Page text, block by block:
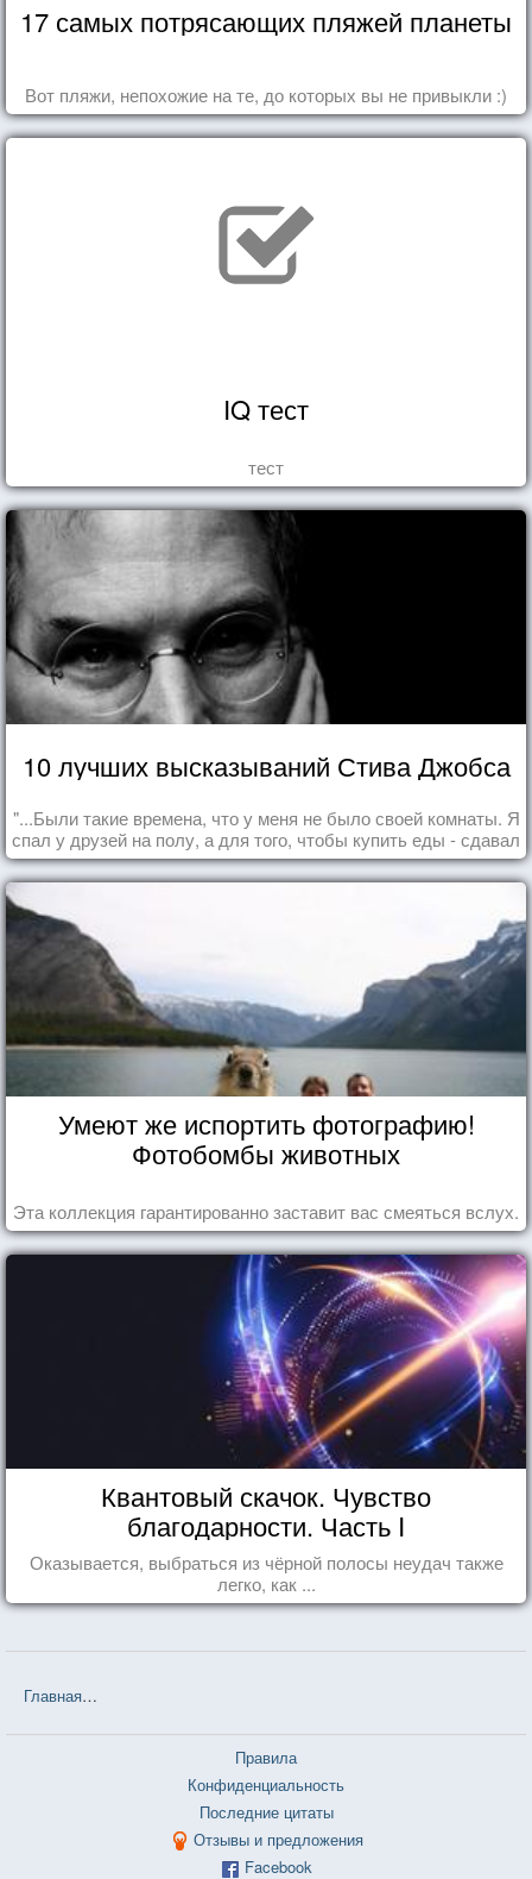
17 самых потрясающих пляжей планеты
Вот пляжи, непохожие на те, до которых вы не привыкли :)
IQ тест
тест
10 лучших высказываний Стива Джобса
"...Были такие времена, что у меня не было своей комнаты. Я
спал у друзей на полу, а для того, чтобы купить еды - сдавал
бутылки из под кока-колы"
Умеют же испортить фотографию!
Фотобомбы животных
Эта коллекция гарантированно заставит вас смеяться вслух.
Квантовый скачок. Чувство
благодарности. Часть I
Оказывается, выбраться из чёрной полосы неудач также
легко, как ...
Главная
Правила
Конфиденциальность
Последние цитаты
Отзывы и предложения
Facebook